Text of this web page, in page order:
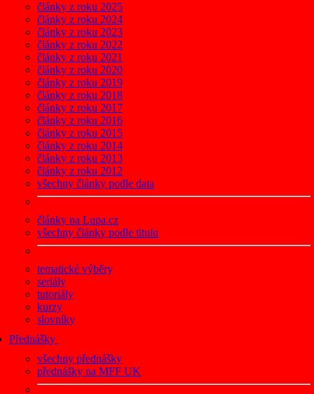
články z roku 2025
články z roku 2024
články z roku 2023
články z roku 2022
články z roku 2021
články z roku 2020
články z roku 2019
články z roku 2018
články z roku 2017
články z roku 2016
články z roku 2015
články z roku 2014
články z roku 2013
články z roku 2012
všechny články podle data
články na Lupa.cz
všechny články podle titulu
tematické výběry
seriály
tutoriály
kurzy
slovníky
Přednášky
všechny přednášky
přednášky na MFF UK